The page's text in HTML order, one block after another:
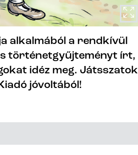
alkalmából a rendkívül
történetgyűjteményt írt,
idéz meg. Játsszatok
jóvoltából!